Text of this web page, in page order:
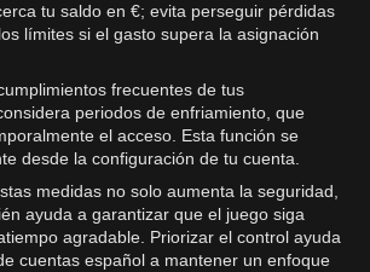
tu saldo en €; evita perseguir pérdidas
límites si el gasto supera la asignación
frecuentes de tus
periodos de enfriamiento, que
el acceso. Esta función se
desde la configuración de tu cuenta.
medidas no solo aumenta la seguridad,
ayuda a garantizar que el juego siga
agradable. Priorizar el control ayuda
cuentas español a mantener un enfoque